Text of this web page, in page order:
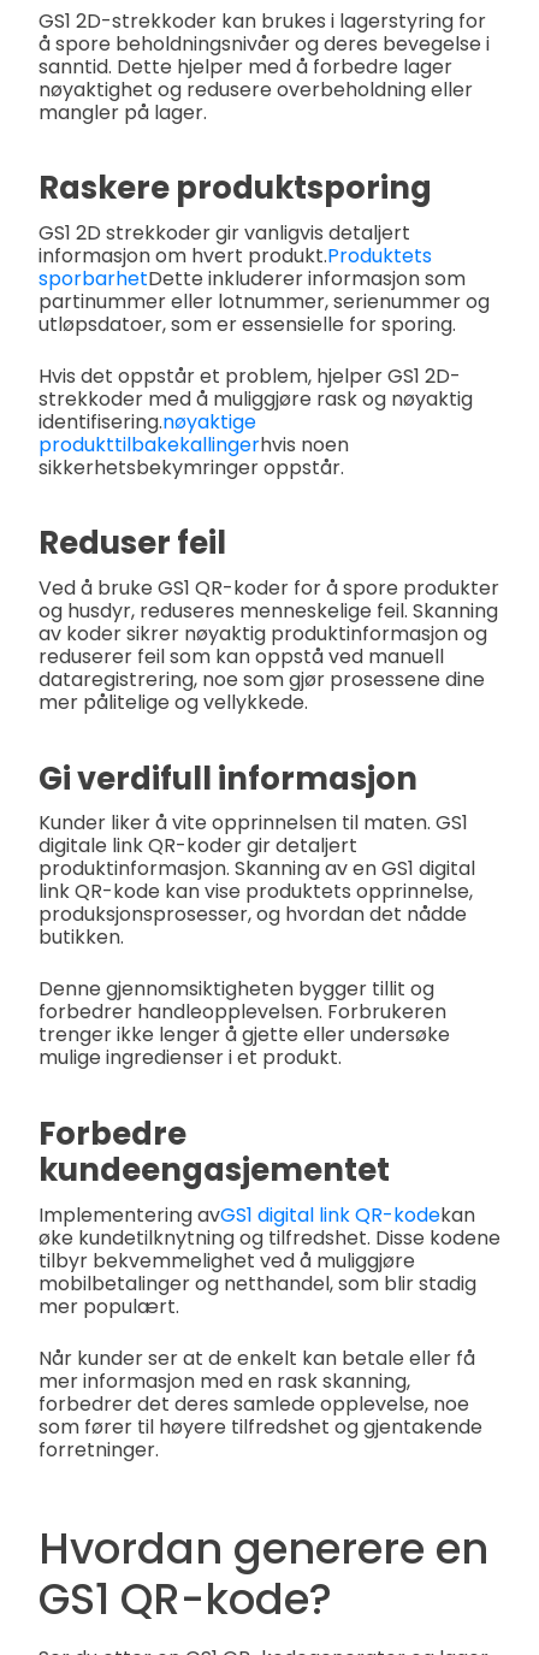
GS1 2D-strekkoder kan brukes i lagerstyring for
å spore beholdningsnivåer og deres bevegelse i
sanntid. Dette hjelper med å forbedre lager
nøyaktighet og redusere overbeholdning eller
mangler på lager.
Raskere produktsporing
GS1 2D strekkoder gir vanligvis detaljert
informasjon om hvert produkt.Produktets
sporbarhetDette inkluderer informasjon som
partinummer eller lotnummer, serienummer og
utløpsdatoer, som er essensielle for sporing.
Hvis det oppstår et problem, hjelper GS1 2D-
strekkoder med å muliggjøre rask og nøyaktig
identifisering.nøyaktige
produkttilbakekallingerhvis noen
sikkerhetsbekymringer oppstår.
Reduser feil
Ved å bruke GS1 QR-koder for å spore produkter
og husdyr, reduseres menneskelige feil. Skanning
av koder sikrer nøyaktig produktinformasjon og
reduserer feil som kan oppstå ved manuell
dataregistrering, noe som gjør prosessene dine
mer pålitelige og vellykkede.
Gi verdifull informasjon
Kunder liker å vite opprinnelsen til maten. GS1
digitale link QR-koder gir detaljert
produktinformasjon. Skanning av en GS1 digital
link QR-kode kan vise produktets opprinnelse,
produksjonsprosesser, og hvordan det nådde
butikken.
Denne gjennomsiktigheten bygger tillit og
forbedrer handleopplevelsen. Forbrukeren
trenger ikke lenger å gjette eller undersøke
mulige ingredienser i et produkt.
Forbedre
kundeengasjementet
Implementering avGS1 digital link QR-kodekan
øke kundetilknytning og tilfredshet. Disse kodene
tilbyr bekvemmelighet ved å muliggjøre
mobilbetalinger og netthandel, som blir stadig
mer populært.
Når kunder ser at de enkelt kan betale eller få
mer informasjon med en rask skanning,
forbedrer det deres samlede opplevelse, noe
som fører til høyere tilfredshet og gjentakende
forretninger.
Hvordan generere en
GS1 QR-kode?